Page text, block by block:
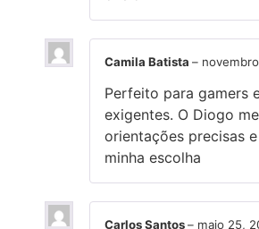
Camila Batista –
Perfeito para gamers
exigentes. O Diogo
orientações precisas
minha escolha
Carlos Santos– maio 25,